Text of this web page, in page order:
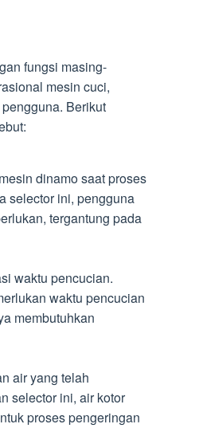
fungsi masing-
mesin cuci,
Berikut
dinamo saat proses
selector ini, pengguna
tergantung pada
waktu pencucian.
waktu pencucian
membutuhkan
air yang telah
selector ini, air kotor
proses pengeringan